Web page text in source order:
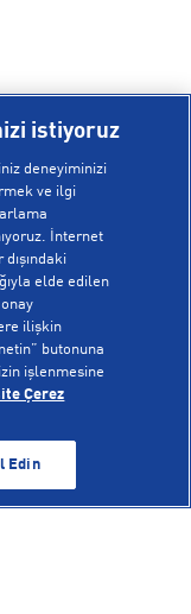
istiyoruz
deneyiminizi
ve ilgi
İnternet
elde edilen
ilişkin
butonuna
işlenmesine
Çerez
Edin